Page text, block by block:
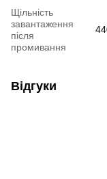
Щільність
завантаження
після
промивання
Відгуки